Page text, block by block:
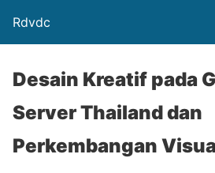
Rdvdc
Desain Kreatif pada
Server Thailand dan
Perkembangan